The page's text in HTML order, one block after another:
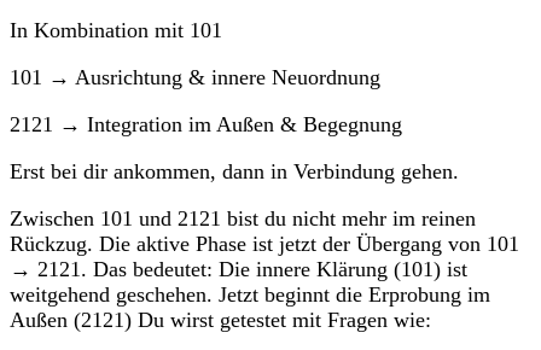
In Kombination mit 101
101 → Ausrichtung & innere Neuordnung
2121 → Integration im Außen & Begegnung
Erst bei dir ankommen, dann in Verbindung gehen.
Zwischen 101 und 2121 bist du nicht mehr im reinen
Rückzug. Die aktive Phase ist jetzt der Übergang von 101
→ 2121. Das bedeutet: Die innere Klärung (101) ist
weitgehend geschehen. Jetzt beginnt die Erprobung im
Außen (2121) Du wirst getestet mit Fragen wie: